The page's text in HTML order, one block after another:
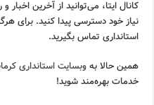
کانال ایتا، می‌توانید از آخرین
نیاز خود دسترسی پیدا کنید. برای
استانداری تماس بگیرید.
همین حالا بهوبسایت استانداری
خدمات بهره‌مند شوید!